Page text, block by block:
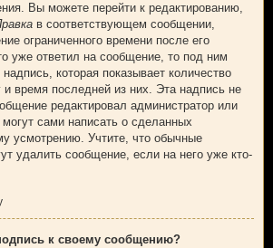
Вы можете перейти к редактированию,
в соответствующем сообщении,
ограниченного времени после его
уже ответил на сообщение, то под ним
которая показывает количество
и время последней из них. Эта надпись не
редактировал администратор или
сами написать о сделанных
усмотрению. Учтите, что обычные
удалить сообщение, если на него уже кто-
к своему сообщению?